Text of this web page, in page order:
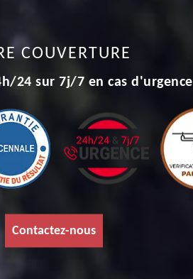
COUVERTURE
24 sur 7j/7 en cas d'urgence
Contactez-nous